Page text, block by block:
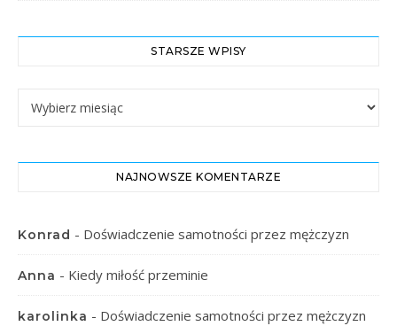
STARSZE WPISY
NAJNOWSZE KOMENTARZE
Konrad - Doświadczenie samotności przez mężczyzn
Anna - Kiedy miłość przeminie
karolinka - Doświadczenie samotności przez mężczyzn